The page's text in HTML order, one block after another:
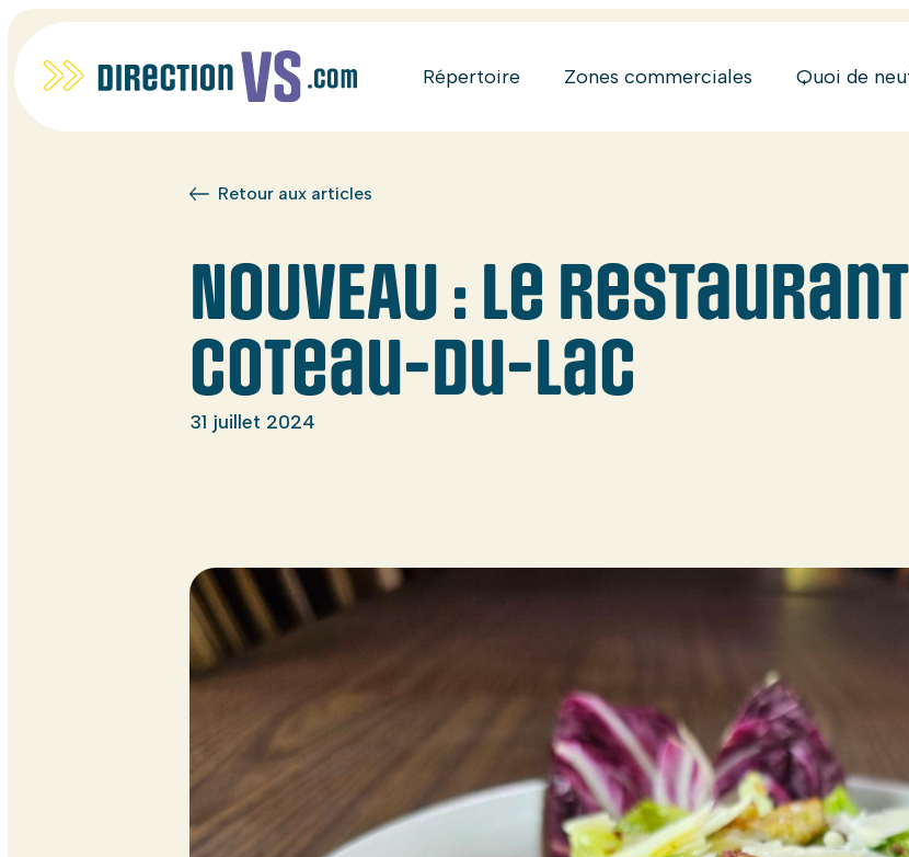
Répertoire Zones commerciales Quoi de
Retour aux articles
NOUVEAU : Le restaurant
Coteau-du-Lac
31 juillet 2024